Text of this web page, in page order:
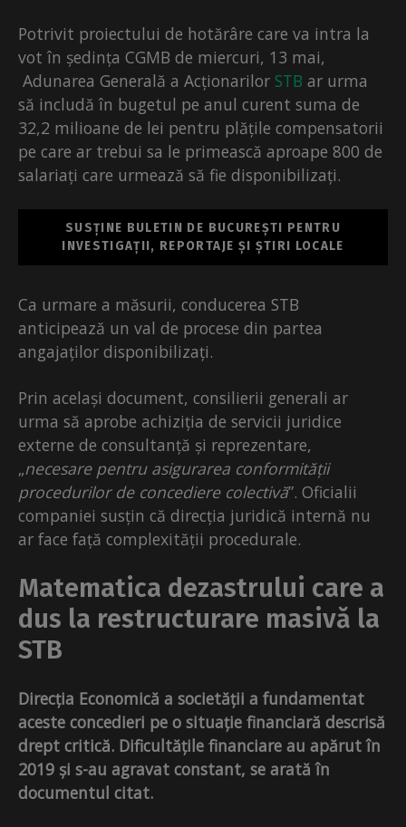
Potrivit proiectului de hotărâre care va intra la
vot în ședința CGMB de miercuri, 13 mai,
Adunarea Generală a Acționarilor STB ar urma
să includă în bugetul pe anul curent suma de
32,2 milioane de lei pentru plățile compensatorii
pe care ar trebui sa le primească aproape 800 de
salariați care urmează să fie disponibilizați.
SUSȚINE BULETIN DE BUCUREȘTI PENTRU
INVESTIGAȚII, REPORTAJE ȘI ȘTIRI LOCALE
Ca urmare a măsurii, conducerea STB
anticipează un val de procese din partea
angajaților disponibilizați.
Prin același document, consilierii generali ar
urma să aprobe achiziția de servicii juridice
externe de consultanță și reprezentare,
„necesare pentru asigurarea conformității
procedurilor de concediere colectivă”. Oficialii
companiei susțin că direcția juridică internă nu
ar face față complexității procedurale.
Matematica dezastrului care a
dus la restructurare masivă la
STB
Direcția Economică a societății a fundamentat
aceste concedieri pe o situație financiară descrisă
drept critică. Dificultățile financiare au apărut în
2019 și s-au agravat constant, se arată în
documentul citat.